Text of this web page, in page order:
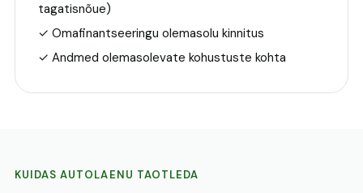
tagatisnõue)
✓ Omafinantseeringu olemasolu kinnitus
✓ Andmed olemasolevate kohustuste kohta
KUIDAS AUTOLAENU TAOTLEDA